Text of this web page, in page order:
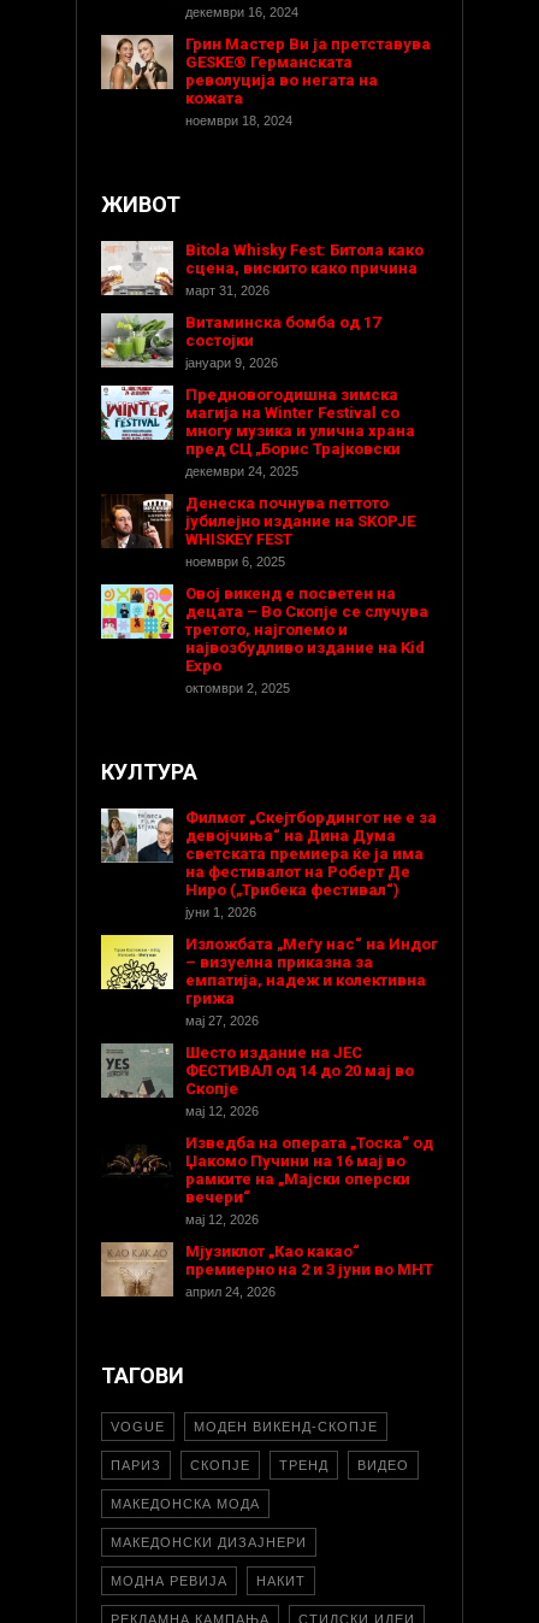
декември 16, 2024
Грин Мастер Ви ја претставува
GESKE® Германската
револуција во негата на
кожата
ноември 18, 2024
ЖИВОТ
Bitola Whisky Fest: Битола како
сцена, вискито како причина
март 31, 2026
Витаминска бомба од 17
состојки
јануари 9, 2026
Предновогодишнa зимска
магија на Winter Festival со
многу музика и улична храна
пред СЦ „Борис Трајковски
декември 24, 2025
Денеска почнува петтото
јубилејно издание на SKOPJE
WHISKEY FEST
ноември 6, 2025
Овој викенд е посветен на
децата – Во Скопје се случува
третото, најголемо и
највозбудливо издание на Kid
Expo
октомври 2, 2025
КУЛТУРА
Филмот „Скејтбордингот не е за
девојчиња“ на Дина Дума
светската премиера ќе ја има
на фестивалот на Роберт Де
Ниро („Трибека фестивал“)
јуни 1, 2026
Изложбата „Меѓу нас“ на Индог
– визуелна приказна за
емпатија, надеж и колективна
грижа
мај 27, 2026
Шесто издание на ЈЕС
ФЕСТИВАЛ од 14 до 20 мај во
Скопје
мај 12, 2026
Изведба на операта „Тоска“ од
Џакомо Пучини на 16 мај во
рамките на „Мајски оперски
вечери“
мај 12, 2026
Мјузиклот „Као какао“
премиерно на 2 и 3 јуни во МНТ
април 24, 2026
ТАГОВИ
VOGUE МОДЕН ВИКЕНД-СКОПЈЕ
ПАРИЗ СКОПЈЕ ТРЕНД ВИДЕО
МАКЕДОНСКА МОДА
МАКЕДОНСКИ ДИЗАЈНЕРИ
МОДНА РЕВИЈА НАКИТ
РЕКЛАМНА КАМПАЊА СТИЛСКИ ИДЕИ